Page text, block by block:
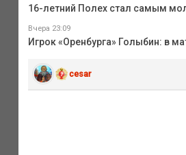
16-летний Полех стал самым
Вчера 23:09
Игрок «Оренбурга» Голыбин: в
cesar